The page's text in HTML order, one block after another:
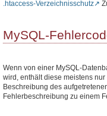
.htaccess-Verzeichnisschutz
MySQL-
Wenn von einer MySQL-
wird, enthält diese meistens
Beschreibung des
Fehlerbeschreibung zu einem